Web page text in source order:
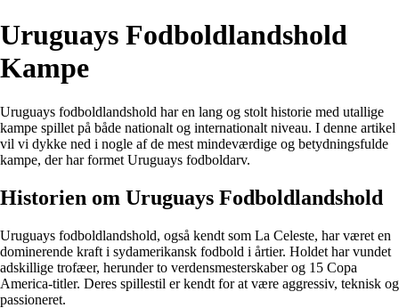
Uruguays Fodboldlandshold
Kampe
Uruguays fodboldlandshold har en lang og stolt historie med utallige
kampe spillet på både nationalt og internationalt niveau. I denne artikel
vil vi dykke ned i nogle af de mest mindeværdige og betydningsfulde
kampe, der har formet Uruguays fodboldarv.
Historien om Uruguays Fodboldlandshold
Uruguays fodboldlandshold, også kendt som La Celeste, har været en
dominerende kraft i sydamerikansk fodbold i årtier. Holdet har vundet
adskillige trofæer, herunder to verdensmesterskaber og 15 Copa
America-titler. Deres spillestil er kendt for at være aggressiv, teknisk og
passioneret.